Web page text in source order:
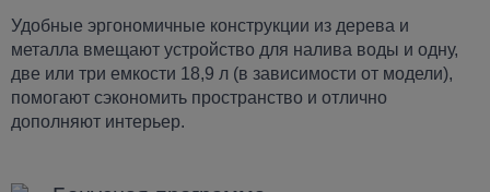
Удобные эргономичные конструкции из дерева и
металла вмещают устройство для налива воды и одну,
две или три емкости 18,9 л (в зависимости от модели),
помогают сэкономить пространство и отлично
дополняют интерьер.